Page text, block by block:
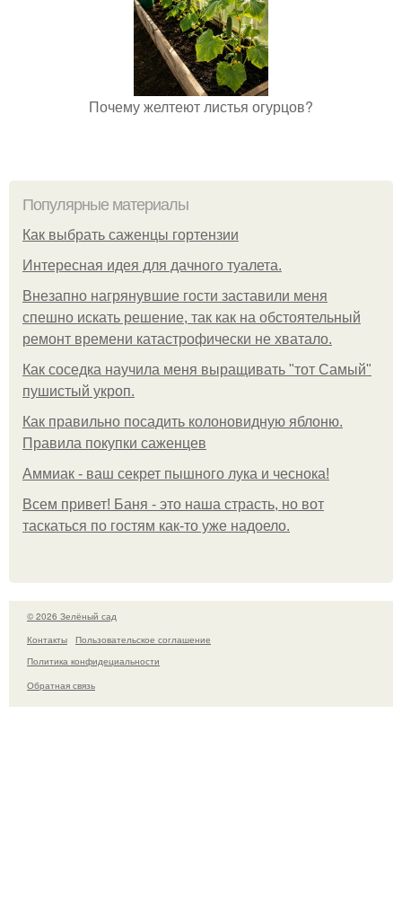
Почему желтеют листья огурцов?
Популярные материалы
Как выбрать саженцы гортензии
Интересная идея для дачного туалета.
Внезапно нагрянувшие гости заставили меня
спешно искать решение, так как на обстоятельный
ремонт времени катастрофически не хватало.
Как соседка научила меня выращивать "тот Самый"
пушистый укроп.
Как правильно посадить колоновидную яблоню.
Правила покупки саженцев
Аммиак - ваш секрет пышного лука и чеснока!
Всем привет! Баня - это наша страсть, но вот
таскаться по гостям как-то уже надоело.
© 2026 Зелёный сад
Контакты
Пользовательское соглашение
Политика конфидециальности
Обратная связь